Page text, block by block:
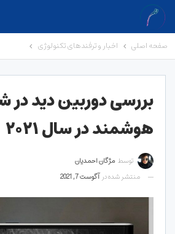
صفحه اصلی اخبار و ترفندهای تکنولوژی
بررسی دوربین دید
هوشمند در سال ۲۰۲۱
توسط مژگان احمدیان
منتشر شده در آگوست 7, 2021